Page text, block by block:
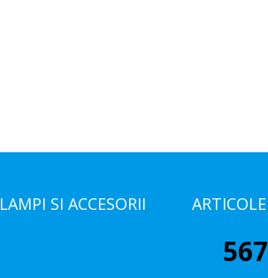
LAMPI SI ACCESORII ARTICOLE
567